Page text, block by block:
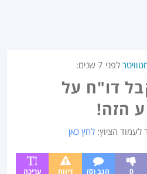
לפני 7 שנים :
דו"ח על
הזה!
לעמוד הציוץ:לחץ כאן
0 הגב (0) דיווח עריכה